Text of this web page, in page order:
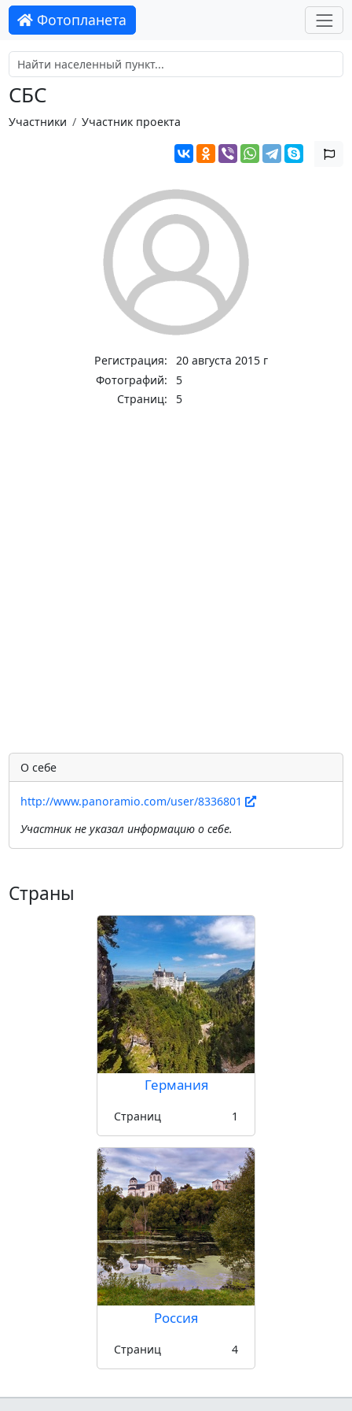
Фотопланета
СБС
Участники Участник проекта
Регистрация:
20 августа 2015 г
Фотографий:
5
Страниц:
5
О себе
http://www.panoramio.com/user/8336801
Участник не указал информацию о себе.
Страны
Германия
Страниц 1
Россия
Страниц 4